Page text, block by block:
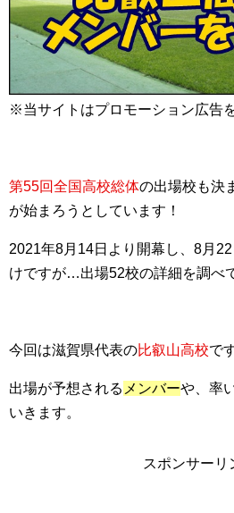
※当サイトはプロモーション広告
第55回全国高校総体の出場校も決
が始まろうとしています！
2021年8月14日より開幕し、8月
けですが…出場52校の詳細を調べ
今回は滋賀県代表の比叡山高校で
出場が予想される メンバーや、率
いきます。
スポンサーリ